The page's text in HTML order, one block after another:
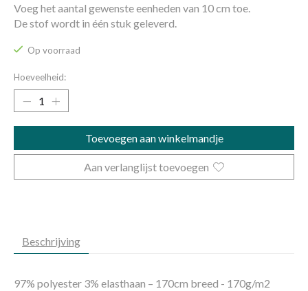
Voeg het aantal gewenste eenheden van 10 cm toe.
De stof wordt in één stuk geleverd.
Op voorraad
Hoeveelheid:
Toevoegen aan winkelmandje
Aan verlanglijst toevoegen
Beschrijving
97% polyester 3% elasthaan – 170cm breed - 170g/m2